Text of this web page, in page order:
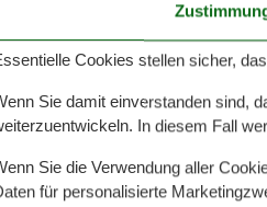
unserer Ferienwohnung
ersten Moment an wie zu
denn uns ist
bietet Ihnen alle
Gästen die kostenlose
Kleinen, sollte der Weg
Cookies stellen sicher,
Sie damit einverstanden sind,
In diesem Fall
Sie die Verwendung aller
für personalisierte